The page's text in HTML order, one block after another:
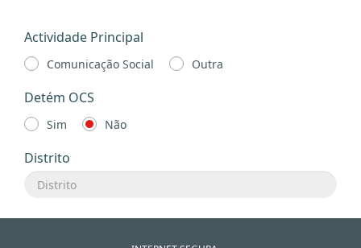
Actividade Principal
Comunicação Social Outra
Detém OCS
Sim Não
Distrito